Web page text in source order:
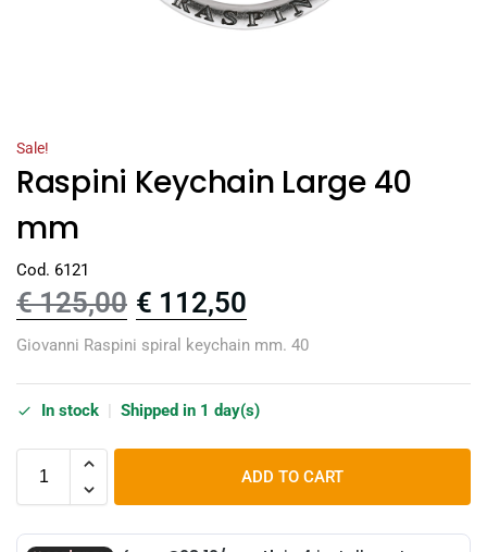
Sale!
Raspini Keychain Large 40
mm
Cod. 6121
€125,00 € 112,50
Giovanni Raspini spiral keychain mm. 40
In stock Shipped in 1 day(s)
ADD TO CART